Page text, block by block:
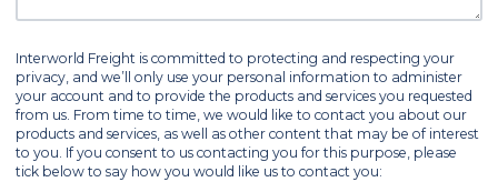
Interworld Freight is committed to protecting and respecting your
privacy, and we’ll only use your personal information to administer
your account and to provide the products and services you requested
from us. From time to time, we would like to contact you about our
products and services, as well as other content that may be of interest
to you. If you consent to us contacting you for this purpose, please
tick below to say how you would like us to contact you: